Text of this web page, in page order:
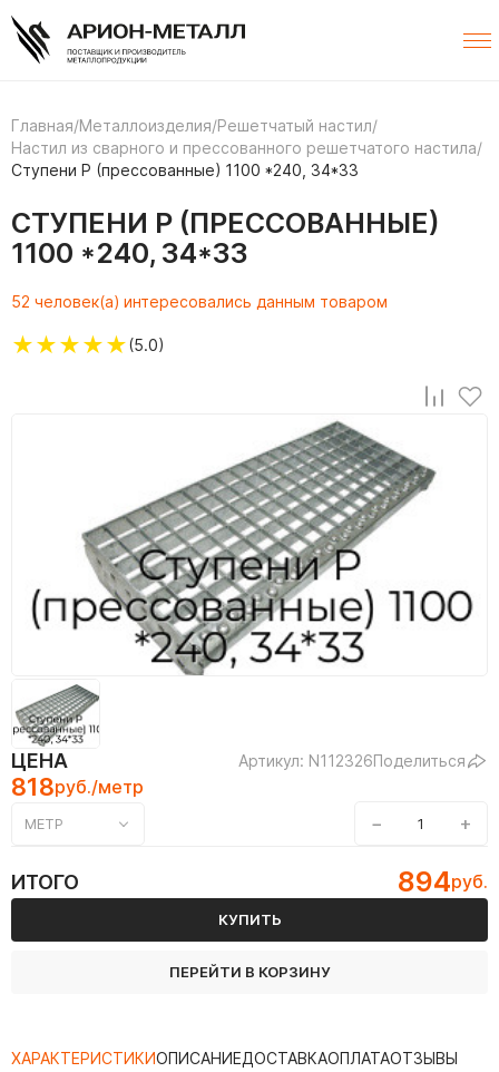
Главная/Металлоизделия/Решетчатый настил/
Настил из сварного и прессованного решетчатого настила/
Ступени P (прессованные) 1100 *240, 34*33
СТУПЕНИ P (ПРЕССОВАННЫЕ)
1100 *240, 34*33
52 человек(а) интересовались данным товаром
★★★★★(5.0)
ЦЕНА Артикул: N112326Поделиться
818руб./метр
МЕТР − +
ИТОГО 894руб.
КУПИТЬ
ПЕРЕЙТИ В КОРЗИНУ
ХАРАКТЕРИСТИКИОПИСАНИЕДОСТАВКАОПЛАТАОТЗЫВЫ